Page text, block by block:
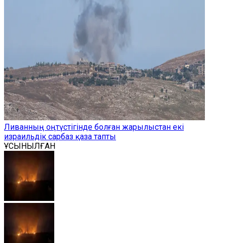
Ливанның оңтүстігінде болған жарылыстан екі
израильдік сарбаз қаза тапты
ҰСЫНЫЛҒАН